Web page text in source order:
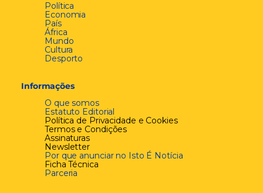
Política
Economia
País
África
Mundo
Cultura
Desporto
Informações
O que somos
Estatuto Editorial
Política de Privacidade e Cookies
Termos e Condições
Assinaturas
Newsletter
Por que anunciar no Isto É Notícia
Ficha Técnica
Parceria